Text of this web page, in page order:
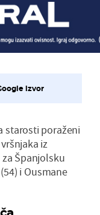
izvor
starosti poraženi
iz
Španjolsku
i Ousmane